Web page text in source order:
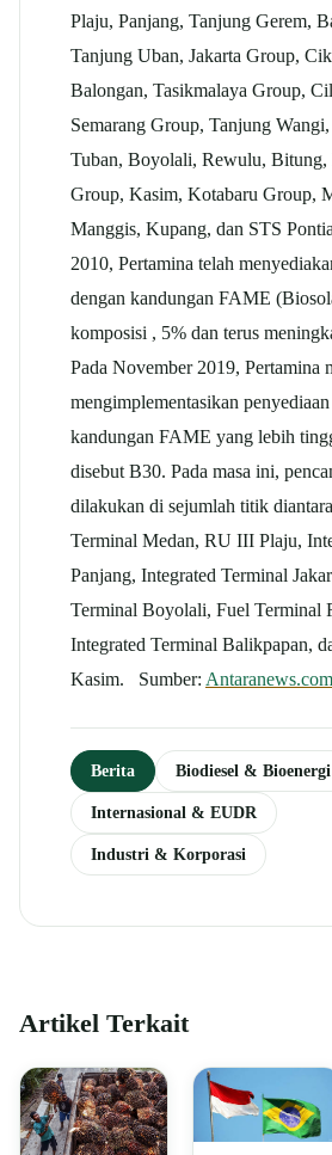
Plaju, Panjang, Tanjung Gerem,
Tanjung Uban, Jakarta Group,
Balongan, Tasikmalaya Group,
Semarang Group, Tanjung
Tuban, Boyolali, Rewulu, Bitung,
Group, Kasim, Kotabaru Group,
Manggis, Kupang, dan STS
2010, Pertamina telah
dengan kandungan FAME
komposisi , 5% dan terus
Pada November 2019, Pertamina
mengimplementasikan
kandungan FAME yang lebih
disebut B30. Pada masa ini,
dilakukan di sejumlah titik
Terminal Medan, RU III Plaju,
Panjang, Integrated Terminal
Terminal Boyolali, Fuel Terminal
Integrated Terminal Balikpapan,
Kasim. Sumber: Antaranews.com
Berita Biodiesel & Bioenergi
Internasional & EUDR
Industri & Korporasi
Artikel Terkait